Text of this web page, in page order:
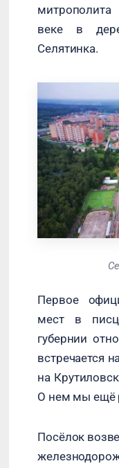
веке в
Селятинка.
Первое
мест в
губернии
встречается
на
О нем мы ещё
Посёлок